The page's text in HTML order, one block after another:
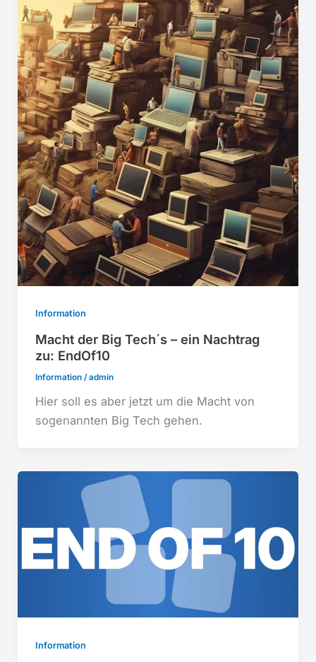
Information
Macht der Big Tech´s – ein Nachtrag
zu: EndOf10
Information/admin
Hier soll es aber jetzt um die Macht von
sogenannten Big Tech gehen.
Information